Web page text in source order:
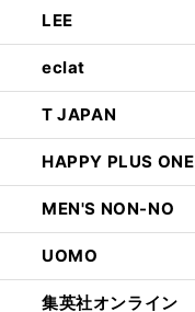
LEE
eclat
T JAPAN
HAPPY PLUS ONE
MEN'S NON-NO
UOMO
集英社オンライン